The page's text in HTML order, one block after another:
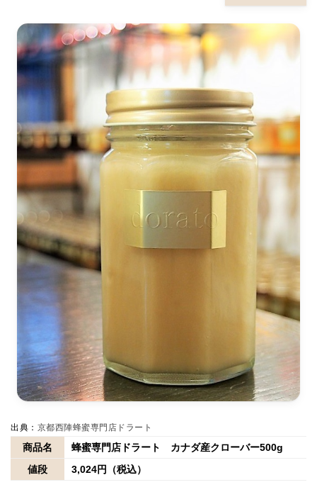
出典： 京都西陣蜂蜜専門店ドラート
商品名
蜂蜜専門店ドラート カナダ産クローバー500g
値段
3,024円（税込）